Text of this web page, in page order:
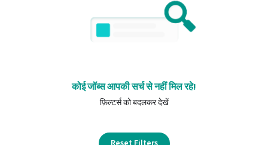
कोई जॉब्स आपकी सर्च से नहीं मिल रहे!
फ़िल्टर्स को बदलकर देखें